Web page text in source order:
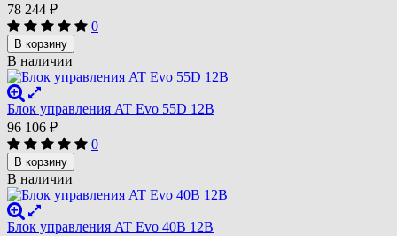
78 244 ₽
0
В корзину
В наличии
Блок управления AT Evo 55D 12В
96 106 ₽
0
В корзину
В наличии
Блок управления AT Evo 40B 12В